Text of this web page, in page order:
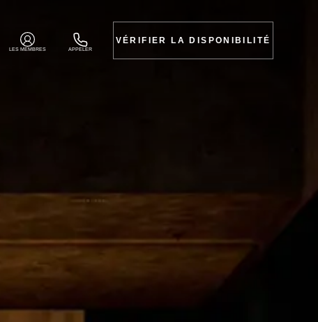
LES MEMBRES APPELER
VÉRIFIER LA DISPONIBILITÉ